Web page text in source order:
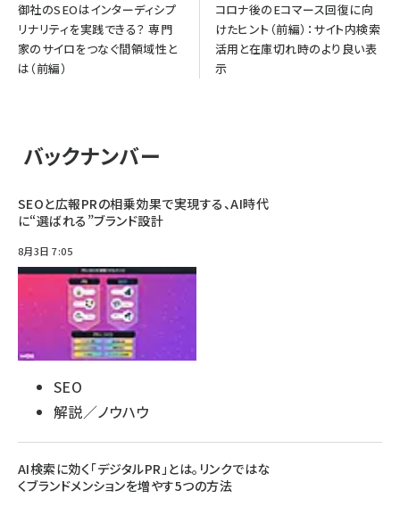
御社のSEOはインターディシプ
リナリティを実践できる？ 専門
家のサイロをつなぐ間領域性と
は（前編）
コロナ後のEコマース回復に向
けたヒント（前編）：サイト内検索
活用と在庫切れ時のより良い表
示
バックナンバー
SEOと広報PRの相乗効果で実現する、AI時代
に“選ばれる”ブランド設計
8月3日 7:05
SEO
解説／ノウハウ
AI検索に効く「デジタルPR」とは。リンクではな
くブランドメンションを増やす5つの方法